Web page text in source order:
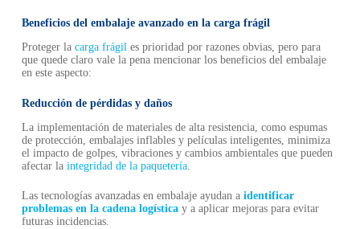
Beneficios del embalaje avanzado en la carga frágil
Proteger la carga frágiles prioridad por razones obvias, pero para
que quede claro vale la pena mencionar los beneficios del embalaje
en este aspecto:
Reducción de pérdidas y daños
La implementación de materiales de alta resistencia, como espumas
de protección, embalajes inflables y películas inteligentes, minimiza
el impacto de golpes, vibraciones y cambios ambientales que pueden
afectar la integridad de la paquetería.
Las tecnologías avanzadas en embalaje ayudan a identificar
problemas en la cadena logísticay a aplicar mejoras para evitar
futuras incidencias.